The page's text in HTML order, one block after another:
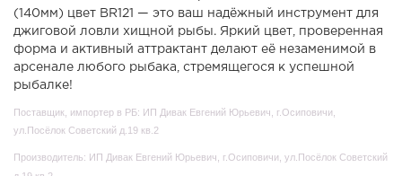
(140мм) цвет BR121 — это ваш надёжный инструмент для
джиговой ловли хищной рыбы. Яркий цвет, проверенная
форма и активный аттрактант делают её незаменимой в
арсенале любого рыбака, стремящегося к успешной
рыбалке!
Поставщик, импортер в РБ: ИП Дивак Евгений Юрьевич, г.Осиповичи,
ул.Посёлок Советский д.19 кв.2
Производитель: ИП Дивак Евгений Юрьевич, г.Осиповичи, ул.Посёлок Советский